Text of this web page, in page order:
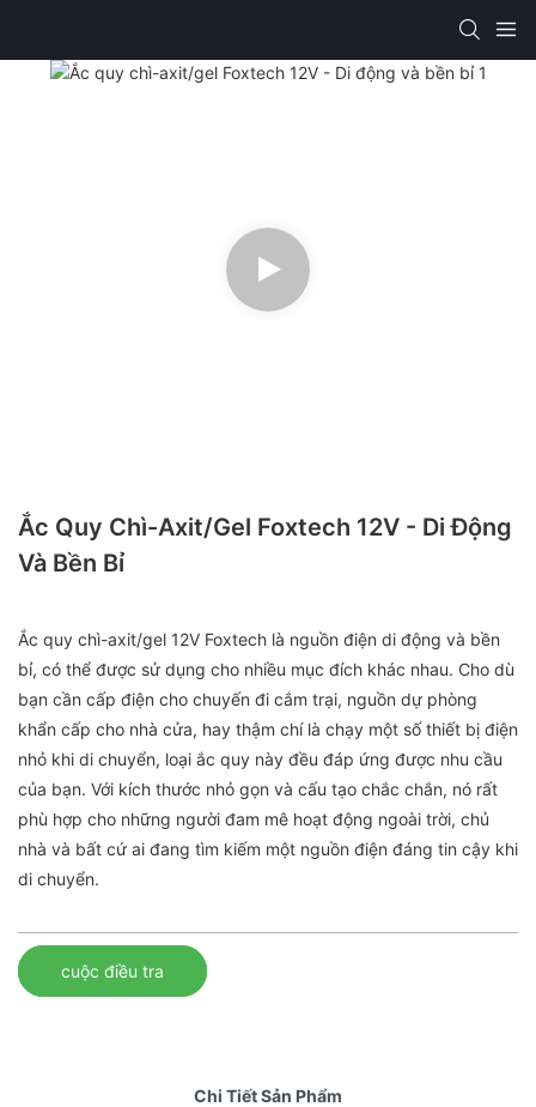
Ắc Quy Chì-Axit/gel Foxtech 12V - Di Động
Và Bền Bỉ
Ắc quy chì-axit/gel 12V Foxtech là nguồn điện di động và bền
bỉ, có thể được sử dụng cho nhiều mục đích khác nhau. Cho dù
bạn cần cấp điện cho chuyến đi cắm trại, nguồn dự phòng
khẩn cấp cho nhà cửa, hay thậm chí là chạy một số thiết bị điện
nhỏ khi di chuyển, loại ắc quy này đều đáp ứng được nhu cầu
của bạn. Với kích thước nhỏ gọn và cấu tạo chắc chắn, nó rất
phù hợp cho những người đam mê hoạt động ngoài trời, chủ
nhà và bất cứ ai đang tìm kiếm một nguồn điện đáng tin cậy khi
di chuyển.
cuộc điều tra
Chi Tiết Sản Phẩm